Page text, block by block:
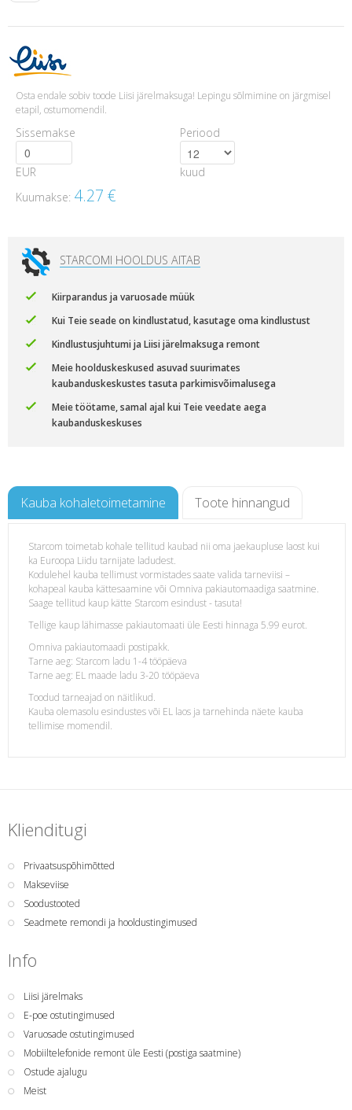
Osta endale sobiv toode Liisi järelmaksuga! Lepingu sõlmimine on järgmisel
etapil, ostumomendil.
Sissemakse
EUR
Periood
kuud
Kuumakse: 4.27 €
STARCOMI HOOLDUS AITAB
Kiirparandus ja varuosade müük
Kui Teie seade on kindlustatud, kasutage oma kindlustust
Kindlustusjuhtumi ja Liisi järelmaksuga remont
Meie hoolduskeskused asuvad suurimates
kaubanduskeskustes tasuta parkimisvõimalusega
Meie töötame, samal ajal kui Teie veedate aega
kaubanduskeskuses
Kauba kohaletoimetamine Toote hinnangud
Starcom toimetab kohale tellitud kaubad nii oma jaekaupluse laost kui
ka Euroopa Liidu tarnijate ladudest.
Kodulehel kauba tellimust vormistades saate valida tarneviisi –
kohapeal kauba kättesaamine või Omniva pakiautomaadiga saatmine.
Saage tellitud kaup kätte Starcom esindust - tasuta!
Tellige kaup lähimasse pakiautomaati üle Eesti hinnaga 5.99 eurot.
Omniva pakiautomaadi postipakk.
Tarne aeg: Starcom ladu 1-4 tööpäeva
Tarne aeg: EL maade ladu 3-20 tööpäeva
Toodud tarneajad on näitlikud.
Kauba olemasolu esindustes või EL laos ja tarnehinda näete kauba
tellimise momendil.
Klienditugi
Privaatsuspõhimõtted
Makseviise
Soodustooted
Seadmete remondi ja hooldustingimused
Info
Liisi järelmaks
E-poe ostutingimused
Varuosade ostutingimused
Mobiiltelefonide remont üle Eesti (postiga saatmine)
Ostude ajalugu
Meist